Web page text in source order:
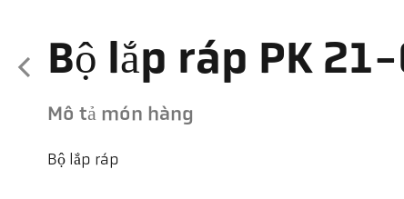
Bộ lắp ráp PK
Mô tả món hàng
Bộ lắp ráp